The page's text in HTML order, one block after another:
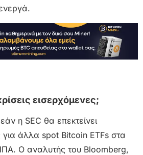
εισερχόμενες;
η SEC θα επεκτείνει
για άλλα spot Bitcoin ETFs στα
Ο αναλυτής του Bloomberg,